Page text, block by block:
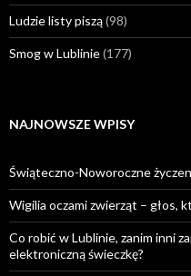
Ludzie listy piszą(98)
Smog w Lublinie(177)
NAJNOWSZE WPISY
Świąteczno-Noworoczne
Wigilia oczami zwierząt – głos,
Co robić w Lublinie, zanim inni
elektroniczną świeczkę?